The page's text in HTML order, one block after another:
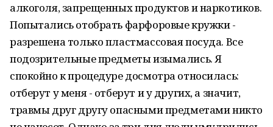
алкоголя, запрещенных продуктов и наркотиков.
Попытались отобрать фарфоровые кружки -
разрешена только пластмассовая посуда. Все
подозрительные предметы изымались. Я
спокойно к процедуре досмотра относилась:
отберут у меня - отберут и у других, а значит,
травмы друг другу опасными предметами никто